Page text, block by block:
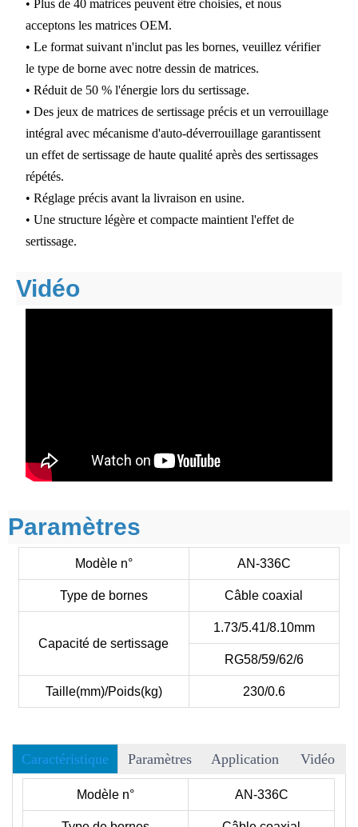
• Plus de 40 matrices peuvent être choisies, et nous
acceptons les matrices OEM.
• Le format suivant n'inclut pas les bornes, veuillez vérifier
le type de borne avec notre dessin de matrices.
• Réduit de 50 % l'énergie lors du sertissage.
• Des jeux de matrices de sertissage précis et un verrouillage
intégral avec mécanisme d'auto-déverrouillage garantissent
un effet de sertissage de haute qualité après des sertissages
répétés.
• Réglage précis avant la livraison en usine.
• Une structure légère et compacte maintient l'effet de
sertissage.
Vidéo
Paramètres
Modèle n° AN-336C
Type de bornes Câble coaxial
Capacité de sertissage
1.73/5.41/8.10mm
RG58/59/62/6
Taille(mm)/Poids(kg) 230/0.6
Caractéristique Paramètres Application Vidéo
Modèle n° AN-336C
• Plus de 40 matrices peuvent être choisies, et nous acceptons
les matrices OEM.